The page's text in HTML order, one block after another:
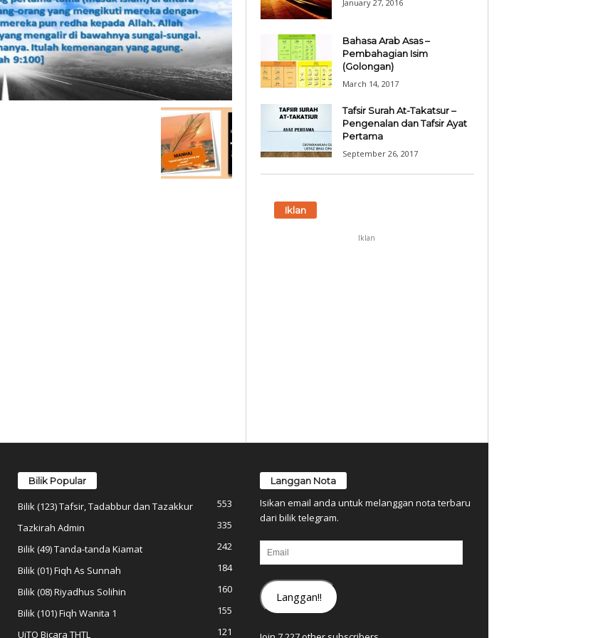
January 27, 2016
Bahasa Arab Asas –
Pembahagian Isim
(Golongan)
March 14, 2017
Tafsir Surah At-Takatsur –
Pengenalan dan Tafsir Ayat
Pertama
September 26, 2017
Iklan
Iklan
Bilik Popular
Bilik (123) Tafsir, Tadabbur dan Tazakkur
553
Tazkirah Admin
335
Bilik (49) Tanda-tanda Kiamat
242
Bilik (01) Fiqh As Sunnah
184
Bilik (08) Riyadhus Solihin
160
Bilik (101) Fiqh Wanita 1
155
UiTO Bicara THTL
121
Langgan Nota
Isikan email anda untuk melanggan nota terbaru
dari bilik telegram.
Email
Langgan!!